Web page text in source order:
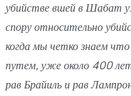
убийстве вшей в Шабат
спору относительно
когда мы четко знаем
путем, уже около 400
рав Брайиль и рав